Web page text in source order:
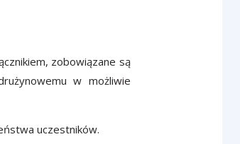
zobowiązane są
w możliwie
uczestników.